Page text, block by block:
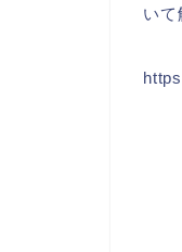
いて